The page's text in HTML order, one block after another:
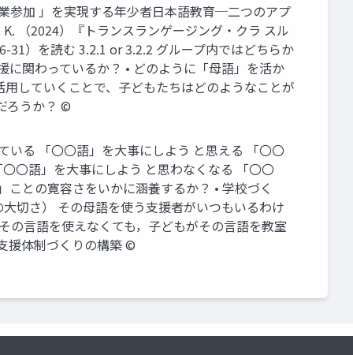
参加 」を実現する年少者日本語教育─二つのアプ
（2024）『トランスランゲージング・クラ スル
）を読む 3.2.1 or 3.2.2 グループ内ではどちらか
関わっているか？ • どのように「母語」を活か
していくことで、子どもたちはどのようなことが
ろうか？ ©️
る 「〇〇語」を大事にしよう と思える 「〇〇
〇語」を大事にしよう と思わなくなる 「〇〇
との寛容さをいかに涵養するか？ • 学校づく
切さ） その母語を使う支援者がいつもいるわけ
の言語を使えなくても，子どもがその言語を教室
援体制づくりの構築 ©️